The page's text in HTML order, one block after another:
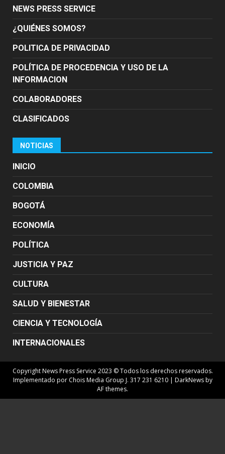
NEWS PRESS SERVICE
¿QUIÉNES SOMOS?
POLITICA DE PRIVACIDAD
POLÍTICA DE PROCEDENCIA Y USO DE LA
INFORMACION
COLABORADORES
CLASIFICADOS
NOTICIAS
INICIO
COLOMBIA
BOGOTÁ
ECONOMÍA
POLÍTICA
JUSTICIA Y PAZ
CULTURA
SALUD Y BIENESTAR
CIENCIA Y TECNOLOGÍA
INTERNACIONALES
Copyright News Press Service 2023 © Todos los derechos reservados.
Implementado por Chois Media Group J. 317 231 6210 | DarkNewsby
AF themes.